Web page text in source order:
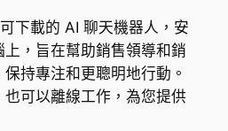
下載的 AI 聊天機器人，安
，旨在幫助銷售領導和銷
持專注和更聰明地行動。
可以離線工作，為您提供